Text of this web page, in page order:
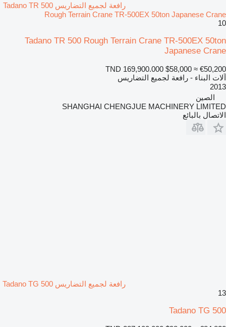
رافعة لجميع التضاريس Tadano TR 500
Rough Terrain Crane TR-500EX 50ton Japanese Crane
10
Tadano TR 500 Rough Terrain Crane TR-500EX 50ton
Japanese Crane
TND 169,900.000 $58,000 ≈ €50,200
آلات البناء - رافعة لجميع التضاريس
2013
الصين
SHANGHAI CHENGJUE MACHINERY LIMITED
الاتصال بالبائع
رافعة لجميع التضاريس Tadano TG 500
13
Tadano TG 500